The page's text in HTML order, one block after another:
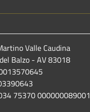
Valle Caudina
Balzo - AV 83018
75370 000000089001